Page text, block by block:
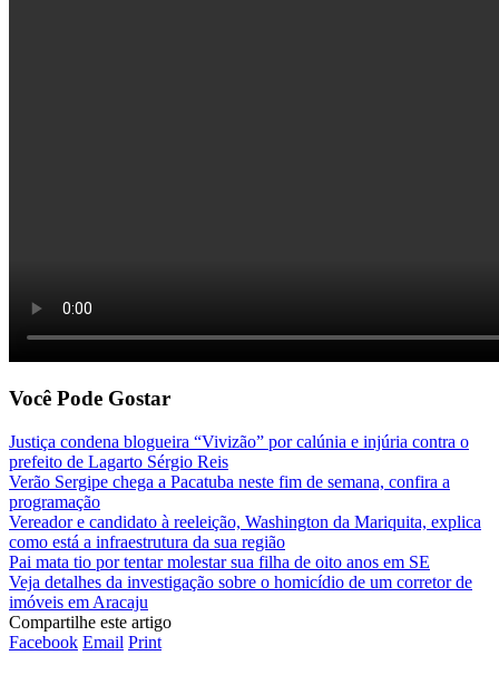
Você Pode Gostar
Justiça condena blogueira “Vivizão” por calúnia e injúria contra o
prefeito de Lagarto Sérgio Reis
Verão Sergipe chega a Pacatuba neste fim de semana, confira a
programação
Vereador e candidato à reeleição, Washington da Mariquita, explica
como está a infraestrutura da sua região
Pai mata tio por tentar molestar sua filha de oito anos em SE
Veja detalhes da investigação sobre o homicídio de um corretor de
imóveis em Aracaju
Compartilhe este artigo
Facebook Email Print